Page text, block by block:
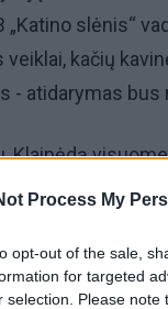
Process My
opt-out of the sale,
for targeted
selection. Please
„Katino slėnis“
kačių
- atidarymas bus
Klaipėdą
kitų miestų net
kiti -
paliko. Visi